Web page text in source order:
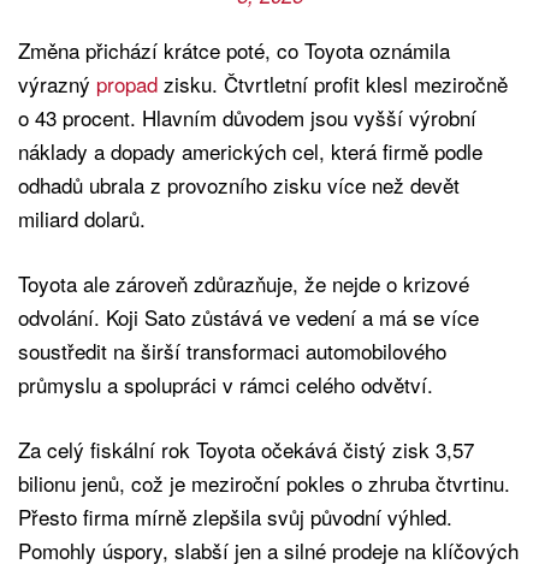
Změna přichází krátce poté, co Toyota oznámila
výrazný propad zisku. Čtvrtletní profit klesl meziročně
o 43 procent. Hlavním důvodem jsou vyšší výrobní
náklady a dopady amerických cel, která firmě podle
odhadů ubrala z provozního zisku více než devět
miliard dolarů.
Toyota ale zároveň zdůrazňuje, že nejde o krizové
odvolání. Koji Sato zůstává ve vedení a má se více
soustředit na širší transformaci automobilového
průmyslu a spolupráci v rámci celého odvětví.
Za celý fiskální rok Toyota očekává čistý zisk 3,57
bilionu jenů, což je meziroční pokles o zhruba čtvrtinu.
Přesto firma mírně zlepšila svůj původní výhled.
Pomohly úspory, slabší jen a silné prodeje na klíčových